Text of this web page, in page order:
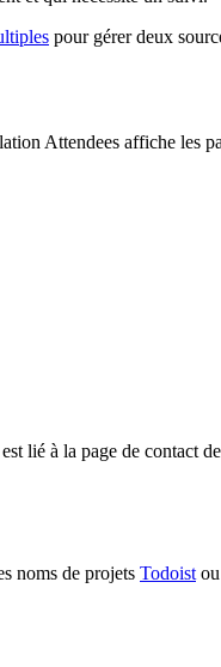
pour gérer deux
Attendees affiche les
lié à la page de contact
noms de projets Todoist ou